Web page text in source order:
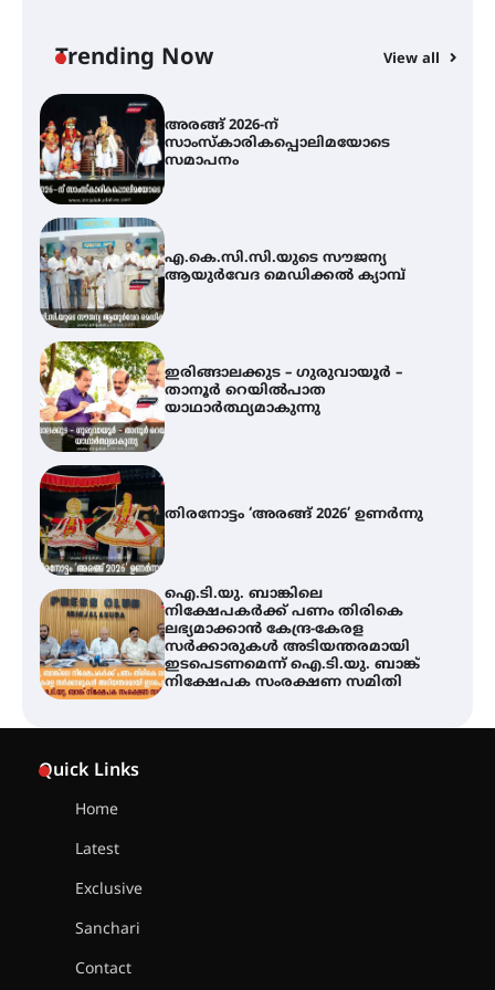
Trending Now View all
യൂത്ത് കോൺഗ്രസ്
അരങ്ങ് 2026-ന്
സാംസ്കാരികപ്പൊലിമയോടെ
സമാപനം
എ.കെ.സി.സി.യുടെ സൗജന്യ
ആയുർവേദ മെഡിക്കൽ ക്യാമ്പ്
ഇരിങ്ങാലക്കുട – ഗുരുവായൂർ –
താനൂർ റെയിൽപാത
യാഥാർത്ഥ്യമാകുന്നു
തിരനോട്ടം ‘അരങ്ങ് 2026’ ഉണർന്നു
ഐ.ടി.യു. ബാങ്കിലെ
നിക്ഷേപകർക്ക് പണം തിരികെ
ലഭ്യമാക്കാൻ കേന്ദ്ര-കേരള
സർക്കാരുകൾ അടിയന്തരമായി
ഇടപെടണമെന്ന് ഐ.ടി.യു. ബാങ്ക്
നിക്ഷേപക സംരക്ഷണ സമിതി
Quick Links
Home
Latest
Exclusive
Sanchari
Contact